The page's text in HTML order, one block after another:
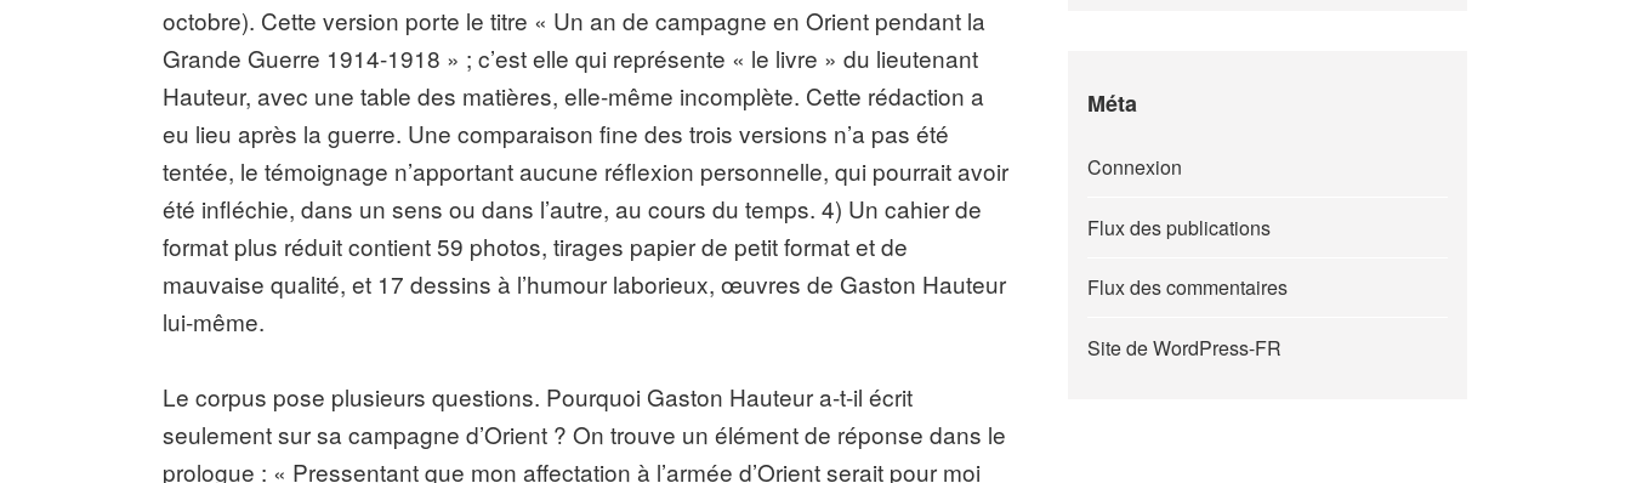
octobre). Cette version porte le titre « Un an de campagne en Orient pendant la
Grande Guerre 1914-1918 » ; c’est elle qui représente « le livre » du lieutenant
Hauteur, avec une table des matières, elle-même incomplète. Cette rédaction a
eu lieu après la guerre. Une comparaison fine des trois versions n’a pas été
tentée, le témoignage n’apportant aucune réflexion personnelle, qui pourrait avoir
été infléchie, dans un sens ou dans l’autre, au cours du temps. 4) Un cahier de
format plus réduit contient 59 photos, tirages papier de petit format et de
mauvaise qualité, et 17 dessins à l’humour laborieux, œuvres de Gaston Hauteur
lui-même.
Le corpus pose plusieurs questions. Pourquoi Gaston Hauteur a-t-il écrit
seulement sur sa campagne d’Orient ? On trouve un élément de réponse dans le
prologue : « Pressentant que mon affectation à l’armée d’Orient serait pour moi
Méta
Connexion
Flux des publications
Flux des commentaires
Site de WordPress-FR